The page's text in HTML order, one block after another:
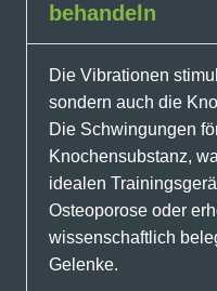
behandeln
Die Vibrationen
sondern auch die
Die Schwingungen
Knochensubstanz,
idealen
Osteoporose oder
wissenschaftlich
Gelenke.